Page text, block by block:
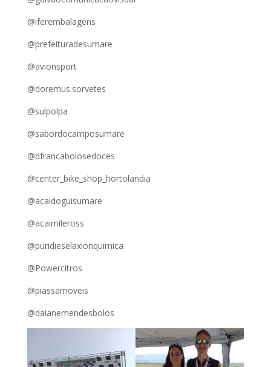
@iferembalagens
@prefeituradesumare
@avionsport
@doremus.sorvetes
@sulpolpa
@sabordocamposumare
@dfrancabolosedoces
@center_bike_shop_hortolandia
@acaidoguisumare
@acaimileross
@puridieselaxionquimica
@Powercitros
@piassamoveis
@daianemendesbolos